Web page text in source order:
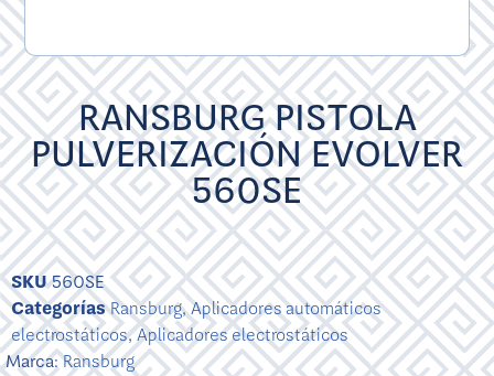
RANSBURG PISTOLA
PULVERIZACIÓN EVOLVER
560SE
SKU560SE
CategoríasRansburg,Aplicadores automáticos
electrostáticos,Aplicadores electrostáticos
Marca:Ransburg